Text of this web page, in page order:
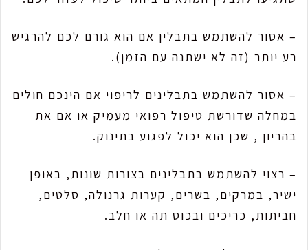
– אסור להשתמש בתבלין אם הוא גורם לכם להרגיש
רע יותר (זה לא ישתנה עם הזמן).
– אסור להשתמש בתבלינים לריפוי אם הינכם חולים
במחלה שדורשת טיפול רפואי מעמיק או אם את
בהריון , שכן הוא יכול לפגוע בתינוק.
– רצוי להשתמש בתבלינים בצורות שונות, באופן
ישיר, במרקים, בשרים, קערות גרנולה, סלטים,
חביתות, כריכים ובכוס תה או חלב.